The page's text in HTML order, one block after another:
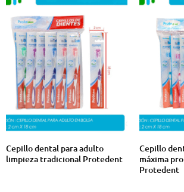
Cepillo dental para adulto
limpieza tradicional Protedent
Cepillo
máxima
Protedent